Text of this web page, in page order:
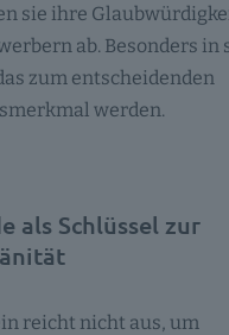
sie ihre
ab. Besonders in
zum entscheidenden
werden.
als Schlüssel zur
reicht nicht aus, um